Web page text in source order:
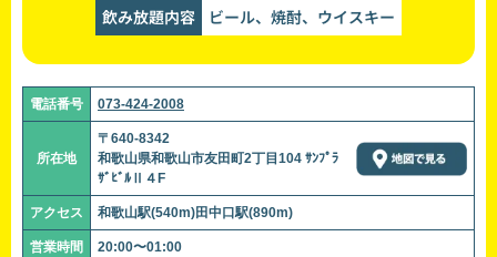
飲み放題内容 ビール、焼酎、ウイスキー
電話番号 073-424-2008
所在地
〒640-8342
和歌山県和歌山市友田町2丁目104 ｻﾝﾌﾟﾗ
ｻﾞﾋﾞﾙⅡ４F
アクセス 和歌山駅(540m)田中口駅(890m)
営業時間 20:00〜01:00